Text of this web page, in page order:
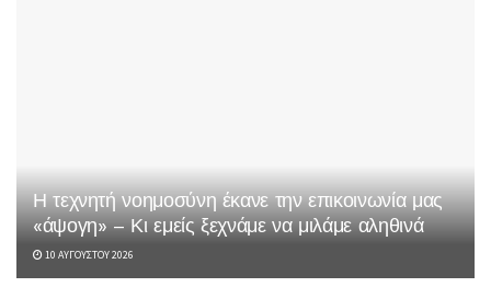
Η τεχνητή νοημοσύνη έκανε την επικοινωνία μας
«άψογη» – Κι εμείς ξεχνάμε να μιλάμε αληθινά
10 ΑΥΓΟΎΣΤΟΥ 2026